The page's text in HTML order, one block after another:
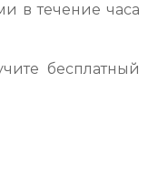
в течение часа
бесплатный